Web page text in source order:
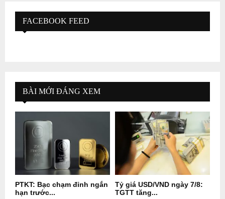
FACEBOOK FEED
BÀI MỚI ĐÁNG XEM
PTKT: Bạc chạm đỉnh ngắn
hạn trước...
Tỷ giá USD/VND ngày 7/8:
TGTT tăng...